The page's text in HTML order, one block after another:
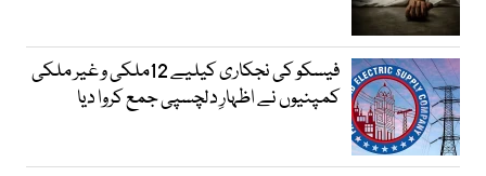
فیسکو کی نجکاری کیلیے 12ملکی و غیر ملکی
کمپنیوں نے اظہارِ دلچسپی جمع کروا دیا